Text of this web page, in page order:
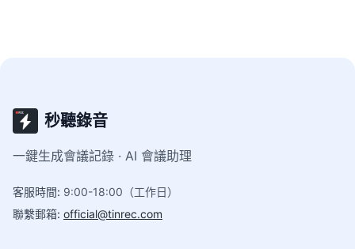
秒聽錄音
一鍵生成會議記錄 · AI 會議助理
客服時間: 9:00-18:00（工作日）
聯繫郵箱: official@tinrec.com